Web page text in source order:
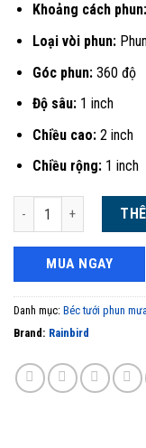
Khoảng cách phun:
Loại vòi phun:
Góc phun:360 độ
Độ sâu:1 inch
Chiều cao:2 inch
Chiều rộng: 1 inch
Vòi phun A17F Rainbird
MUA NGAY
Danh mục: Béc tưới phun mưa
Brand: Rainbird